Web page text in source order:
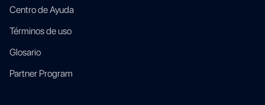
Centro de Ayuda
Términos de uso
Glosario
Partner Program